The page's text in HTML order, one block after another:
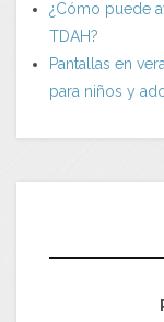
¿Cómo puede
TDAH?
Pantallas en
para niños y